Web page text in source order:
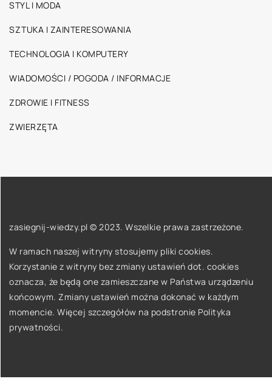
STYL I MODA
SZTUKA I ZAINTERESOWANIA
TECHNOLOGIA I KOMPUTERY
WIADOMOŚCI / POGODA / INFORMACJE
ZDROWIE I FITNESS
ZWIERZĘTA
zasiegnij-wiedzy.pl © 2023. Wszelkie prawa zastrzeżone.
W ramach naszej witryny stosujemy pliki cookies.
Korzystanie z witryny bez zmiany ustawień dot. cookies
oznacza, że będą one zamieszczane w Państwa urządzeniu
końcowym. Zmiany ustawień można dokonać w każdym
momencie. Więcej szczegółów na podstronie Polityka
prywatności.